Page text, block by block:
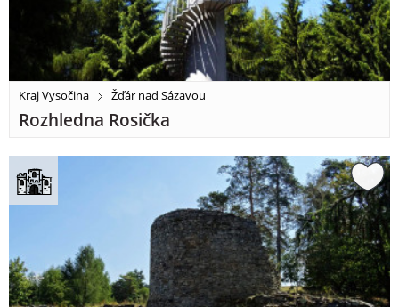
Kraj Vysočina Žďár nad Sázavou
Rozhledna Rosička